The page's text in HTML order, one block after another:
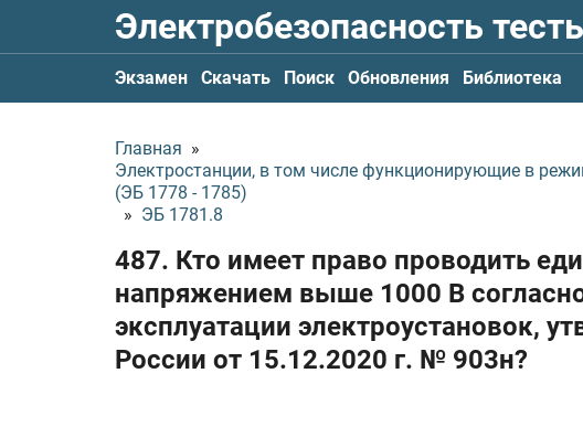
Электробезопасность
Экзамен Скачать Поиск Обновления Библиотека
Главная »
Электростанции, в том числе функционирующие в
(ЭБ 1778 - 1785)
» ЭБ 1781.8
487. Кто имеет право проводить
напряжением выше 1000 В
эксплуатации электроустановок,
России от 15.12.2020 г. № 903н?